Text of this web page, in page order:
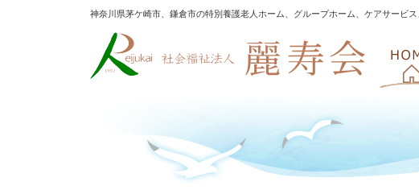
神奈川県茅ケ崎市、鎌倉市の特別養護老人ホーム、グループホーム、ケアサービ